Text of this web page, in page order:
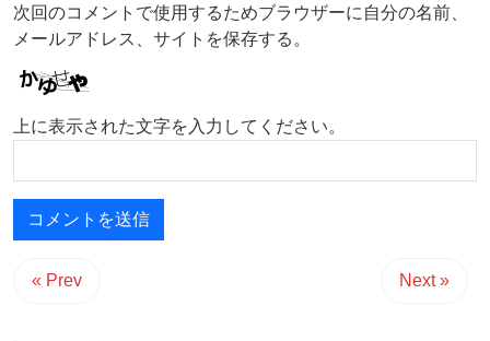
次回のコメントで使用するためブラウザーに自分の名前、
メールアドレス、サイトを保存する。
上に表示された文字を入力してください。
« Prev Next »